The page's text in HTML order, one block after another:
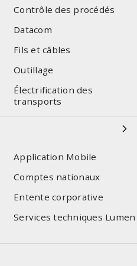
Contrôle des procédés
Datacom
Fils et câbles
Outillage
Électrification des
transports
Application Mobile
Comptes nationaux
Entente corporative
Services techniques Lumen